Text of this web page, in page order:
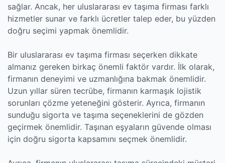
sağlar. Ancak, her uluslararası ev taşıma firması farklı
hizmetler sunar ve farklı ücretler talep eder, bu yüzden
doğru seçimi yapmak önemlidir.
Bir uluslararası ev taşıma firması seçerken dikkate
almanız gereken birkaç önemli faktör vardır. İlk olarak,
firmanın deneyimi ve uzmanlığına bakmak önemlidir.
Uzun yıllar süren tecrübe, firmanın karmaşık lojistik
sorunları çözme yeteneğini gösterir. Ayrıca, firmanın
sunduğu sigorta ve taşıma seçeneklerini de gözden
geçirmek önemlidir. Taşınan eşyaların güvende olması
için doğru sigorta kapsamını seçmek önemlidir.